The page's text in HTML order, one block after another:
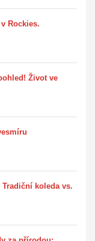
Rockies.
Život ve
Tradiční koleda vs.